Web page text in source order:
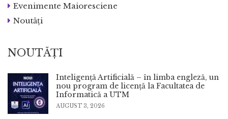
Evenimente Maioresciene
Noutăți
NOUTĂȚI
Inteligență Artificială – în limba engleză, un
nou program de licență la Facultatea de
Informatică a UTM
AUGUST 3, 2026